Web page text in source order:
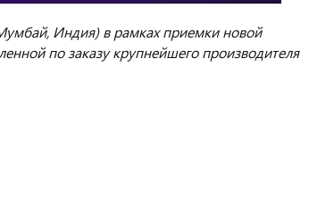
Индия) в рамках приемки новой
по заказу крупнейшего производителя